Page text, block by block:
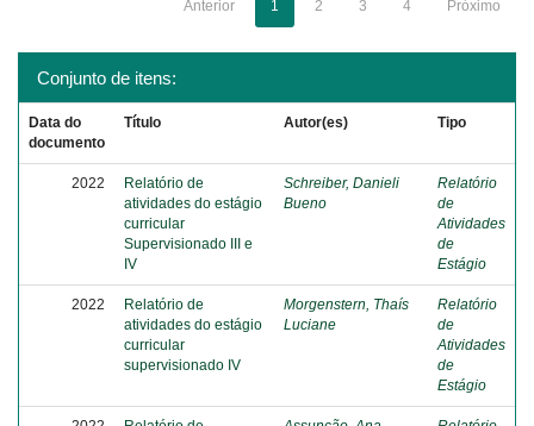
Anterior 1 2 3 4 Próximo
Conjunto de itens:
Data do
documento
Título Autor(es) Tipo
2022
Relatório de
atividades do estágio
curricular
Supervisionado III e
IV
Schreiber, Danieli
Bueno
Relatório
de
Atividades
de
Estágio
2022
Relatório de
atividades do estágio
curricular
supervisionado IV
Morgenstern, Thaís
Luciane
Relatório
de
Atividades
de
Estágio